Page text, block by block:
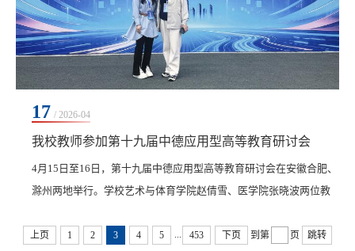
17 / 2026-04
我校教师参加第十九届中德应用型高等教育研讨会
4月15日至16日，第十九届中德应用型高等教育研讨会在安徽合肥、
滁州两地举行。学校艺术与体育学院赵倩雪、医学院张晓波两位教
大学，围绕“AI赋能与学科交叉：构建应用型高等教育新生态”主题
上页 1 2 3 4 5 ... 453 下页 到第 页 跳转